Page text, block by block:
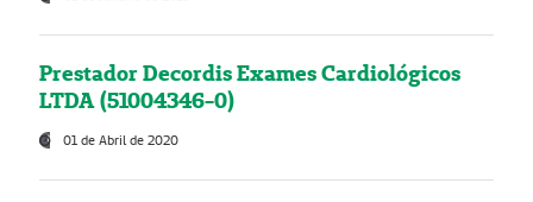
Prestador Decordis Exames Cardiológicos
LTDA (51004346-0)
01 de Abril de 2020